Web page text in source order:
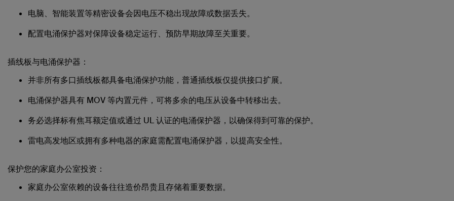
电脑、智能装置等精密设备会因电压不稳出现故障或数据丢失。
配置电涌保护器对保障设备稳定运行、预防早期故障至关重要。
插线板与电涌保护器：
并非所有多口插线板都具备电涌保护功能，普通插线板仅提供接口扩展。
电涌保护器具有 MOV 等内置元件，可将多余的电压从设备中转移出去。
务必选择标有焦耳额定值或通过 UL 认证的电涌保护器，以确保得到可靠的保护。
雷电高发地区或拥有多种电器的家庭需配置电涌保护器，以提高安全性。
保护您的家庭办公室投资：
家庭办公室依赖的设备往往造价昂贵且存储着重要数据。